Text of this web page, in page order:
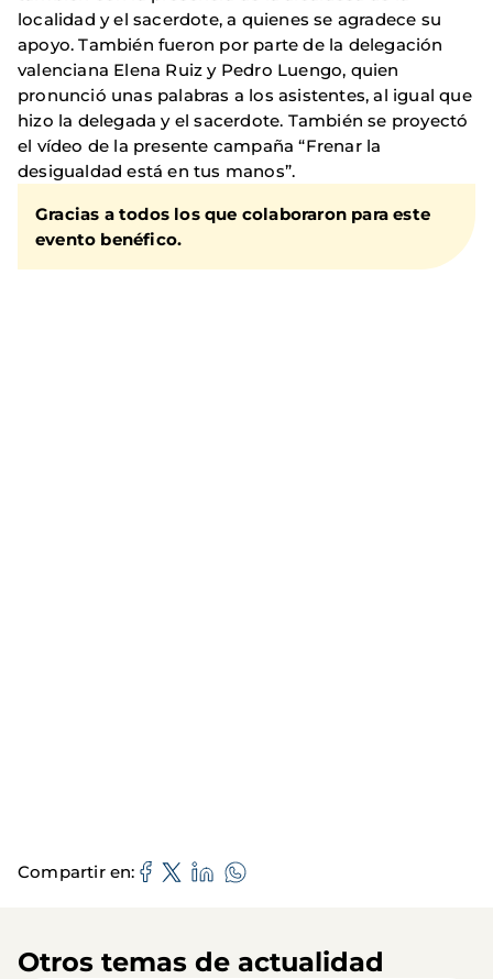
localidad y el sacerdote, a quienes se agradece su
apoyo. También fueron por parte de la delegación
valenciana Elena Ruiz y Pedro Luengo, quien
pronunció unas palabras a los asistentes, al igual que
hizo la delegada y el sacerdote. También se proyectó
el vídeo de la presente campaña “Frenar la
desigualdad está en tus manos”.
Gracias a todos los que colaboraron para este
evento benéfico.
Compartir en
Otros temas de actualidad